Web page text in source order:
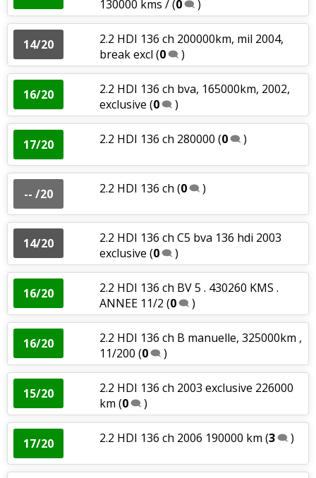
130000 kms /(0 )
14/20
2.2 HDI 136 ch 200000km, mil 2004,
break excl (0 )
16/20
2.2 HDI 136 ch bva, 165000km, 2002,
exclusive (0 )
17/20 2.2 HDI 136 ch 280000 (0 )
-- /20 2.2 HDI 136 ch (0 )
14/20
2.2 HDI 136 ch C5 bva 136 hdi 2003
exclusive (0 )
16/20
2.2 HDI 136 ch BV 5 . 430260 KMS .
ANNEE 11/2 (0 )
16/20
2.2 HDI 136 ch B manuelle, 325000km ,
11/200 (0 )
15/20
2.2 HDI 136 ch 2003 exclusive 226000
km (0 )
17/20 2.2 HDI 136 ch 2006 190000 km (3 )